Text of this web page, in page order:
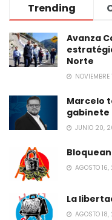
Trending
Avanza
Norte
Marcelo
gabinete
JUNIO 20,
AGOSTO
La
AGOSTO